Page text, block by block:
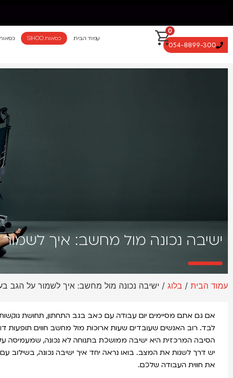
משלוח חינם מאילת עד החרמון עד 5 ימי עסקים
054-8899-300
0
עמוד הבית
כסאות SIHOO
ישיבה נכונה מול מחשב: איך
עמוד הבית / בלוג / ישיבה נכונה מול מחשב: איך לשמור על הגב
אם גם אתם מסיימים יום עבודה עם כאב בגב התחתון, תחושת
לבד. רוב האנשים שעובדים שעות ארוכות מול מחשב חווים תופעות
הסיבה המרכזית היא ישיבה ממושכת בתנוחה לא נכונה, שמעמיסה
יש דרך לשנות את המצב. בואו נראה יחד איך ישיבה נכונה, בשילוב עם
את חווית העבודה שלכם.